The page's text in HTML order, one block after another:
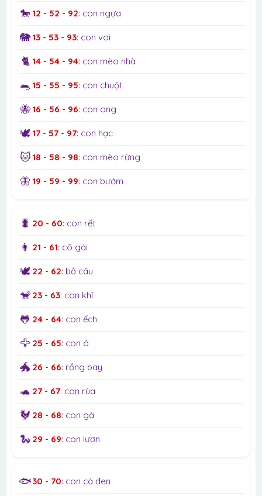
🐎 12 - 52 - 92: con ngựa
🐘13 - 53 - 93: con voi
🐈 14 - 54 - 94: con mèo nhà
🐀 15 - 55 - 95: con chuột
🐝16 - 56 - 96: con ong
🕊️17 - 57 - 97: con hạc
🐱18 - 58 - 98: con mèo rừng
🦋 19 - 59 - 99: con bướm
🐛 20 - 60: con rết
👩 21 - 61: cô gái
🕊️ 22 - 62: bồ câu
🐒 23 - 63: con khỉ
🐸 24 - 64: con ếch
🦅 25 - 65: con ó
🐲 26 - 66: rồng bay
🐢 27 - 67: con rùa
🐓 28 - 68: con gà
🐍 29 - 69: con lươn
🐟30 - 70: con cá đen